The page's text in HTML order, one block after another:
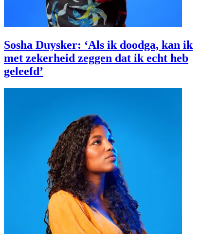
Sosha Duysker: ‘Als ik doodga, kan ik
met zekerheid zeggen dat ik echt heb
geleefd’